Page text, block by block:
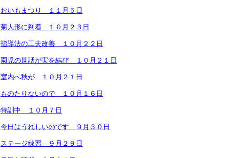
おいもまつり １１月５日
菊人形に到着 １０月２３日
指導法の工夫改善 １０月２２日
園児の世話が実を結び １０月２１日
室内へ秋が １０月２１日
ものたりないので １０月１６日
特訓中 １０月７日
今日はうれしいのです ９月３０日
ステージ練習 ９月２９日